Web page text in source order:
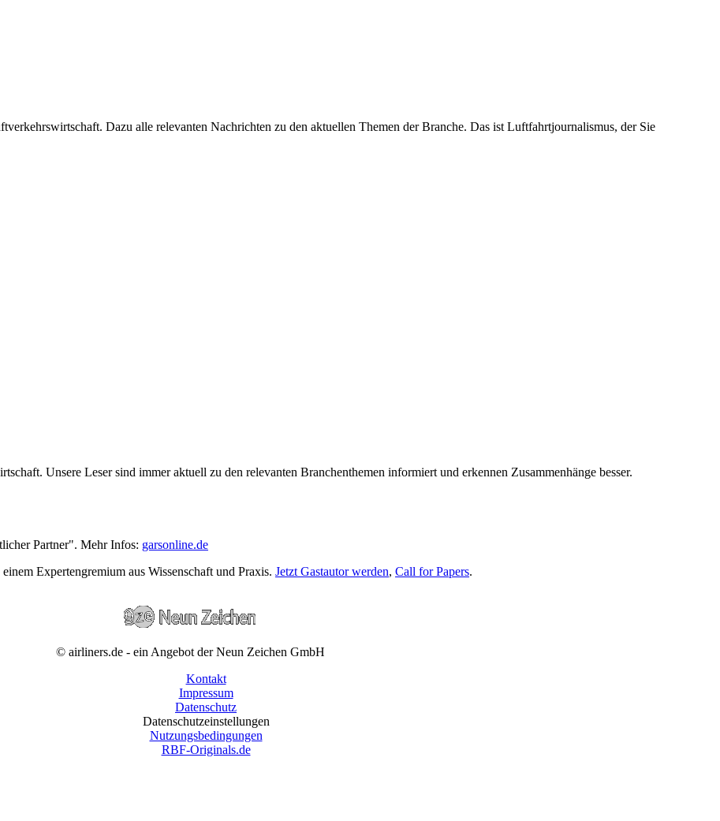
Dazu alle relevanten Nachrichten zu den aktuellen Themen der Branche. Das ist Luftfahrtjournalismus, der Sie
Unsere Leser sind immer aktuell zu den relevanten Branchenthemen informiert und erkennen Zusammenhänge besser.
Partner". Mehr Infos: garsonline.de
Expertengremium aus Wissenschaft und Praxis. Jetzt Gastautor werden, Call for Papers.
© airliners.de - ein Angebot der Neun Zeichen GmbH
Kontakt
Impressum
Datenschutz
Datenschutzeinstellungen
Nutzungsbedingungen
RBF-Originals.de